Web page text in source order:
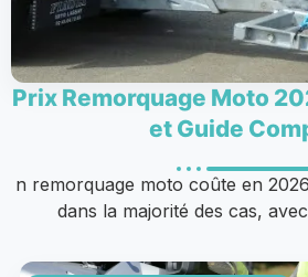
Prix Remorquage Moto
et Guide
n remorquage moto coûte en
dans la majorité des cas,